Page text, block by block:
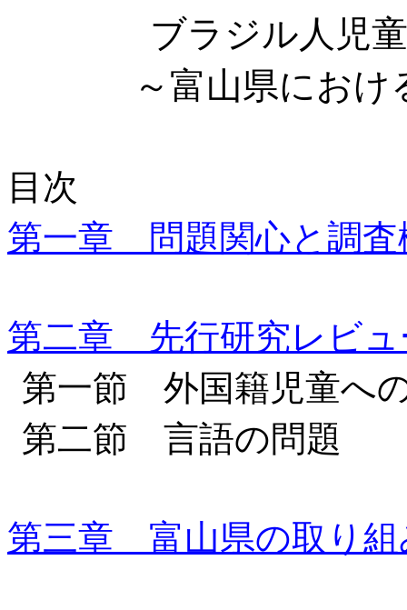
ブラジル人児
～富山県にお
目次
第一章 問題関心と調
第二章 先行研究レビ
第一節 外国籍児
第二節
第三章 富山県の取り組